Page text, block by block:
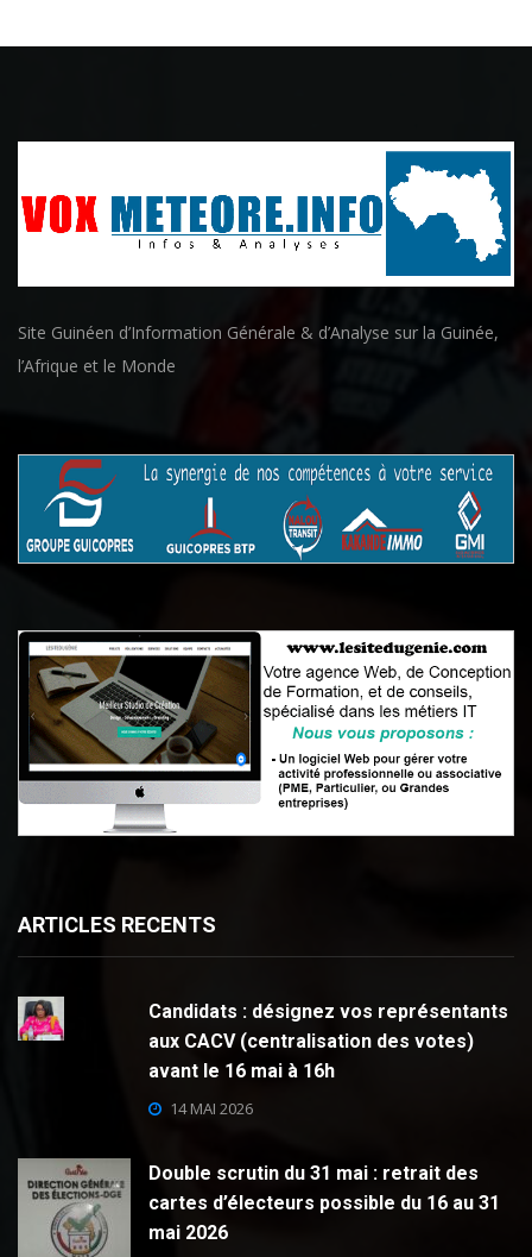
Site Guinéen d’Information Générale & d’Analyse sur la Guinée,
l’Afrique et le Monde
ARTICLES RECENTS
Candidats : désignez vos représentants
aux CACV (centralisation des votes)
avant le 16 mai à 16h
14 MAI 2026
Double scrutin du 31 mai : retrait des
cartes d’électeurs possible du 16 au 31
mai 2026